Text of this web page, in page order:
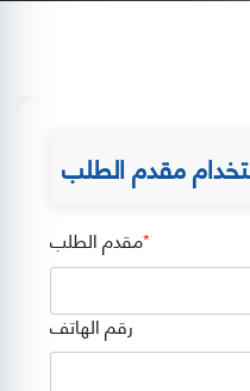
مقدم الطلب
مقدم الطلب
رقم الهاتف